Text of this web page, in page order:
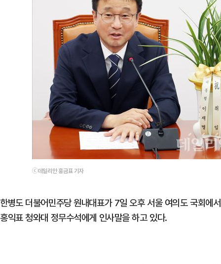
ⓒ데일리안 홍금표 기자
한병도 더불어민주당 원내대표가 7일 오후 서울 여의도 국회에
홍익표 청와대 정무수석에게 인사말을 하고 있다.